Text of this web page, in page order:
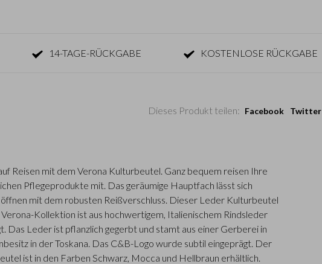
14-TAGE-RÜCKGABE KOSTENLOSE RÜCKGABE
Dieses Produkt teilen: Facebook Twitter
Reisen mit dem Verona Kulturbeutel. Ganz bequem reisen Ihre
Pflegeprodukte mit. Das geräumige Hauptfach lässt sich
mit dem robusten Reißverschluss. Dieser Leder Kulturbeutel
Verona-Kollektion ist aus hochwertigem, Italienischem Rindsleder
Das Leder ist pflanzlich gegerbt und stamt aus einer Gerberei in
in der Toskana. Das C&B-Logo wurde subtil eingeprägt. Der
ist in den Farben Schwarz, Mocca und Hellbraun erhältlich.